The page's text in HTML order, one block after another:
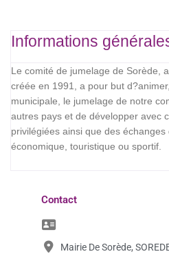
Informations
Le comité de jumelage de Sorède,
créée en 1991, a pour but
municipale, le jumelage de notre
autres pays et de développer avec
privilégiées ainsi que des échanges
économique, touristique ou sportif.
Contact
Mairie De Sorède,